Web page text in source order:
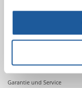
Bestätigung der Bestellung
Ihre Bestellung
NACH DEM KAUF
Garantie und Service